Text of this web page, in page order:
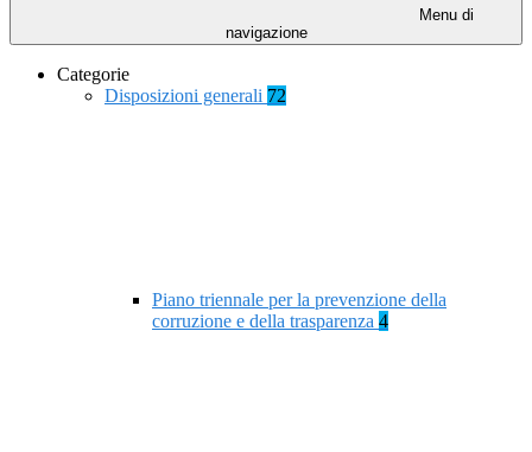
Menu di
navigazione
Categorie
Disposizioni generali 72
Piano triennale per la prevenzione della
corruzione e della trasparenza 4